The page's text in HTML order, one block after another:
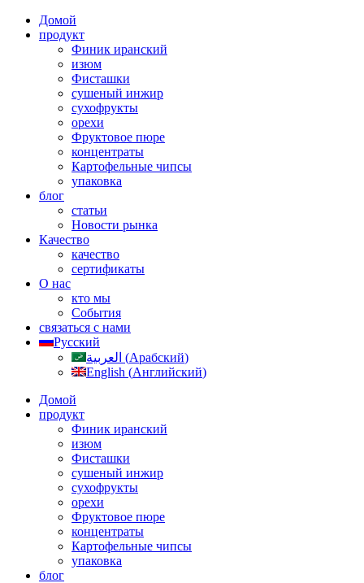
Домой
продукт
Финик иранский
изюм
Фисташки
сушеный инжир
сухофрукты
орехи
Фруктовое пюре
концентраты
Картофельные чипсы
упаковка
блог
статьи
Новости рынка
Качество
качество
сертификаты
О нас
кто мы
События
связаться с нами
Русский
العربية (Арабский)
English (Английский)
Домой
продукт
Финик иранский
изюм
Фисташки
сушеный инжир
сухофрукты
орехи
Фруктовое пюре
концентраты
Картофельные чипсы
упаковка
блог